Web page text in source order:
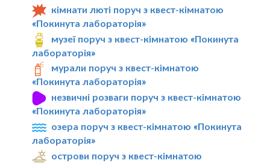
кімнати люті поруч з квест-кімнатою
«Покинута лабораторія»
музеї поруч з квест-кімнатою «Покинута
лабораторія»
мурали поруч з квест-кімнатою
«Покинута лабораторія»
незвичні розваги поруч з квест-кімнатою
«Покинута лабораторія»
озера поруч з квест-кімнатою «Покинута
лабораторія»
острови поруч з квест-кімнатою